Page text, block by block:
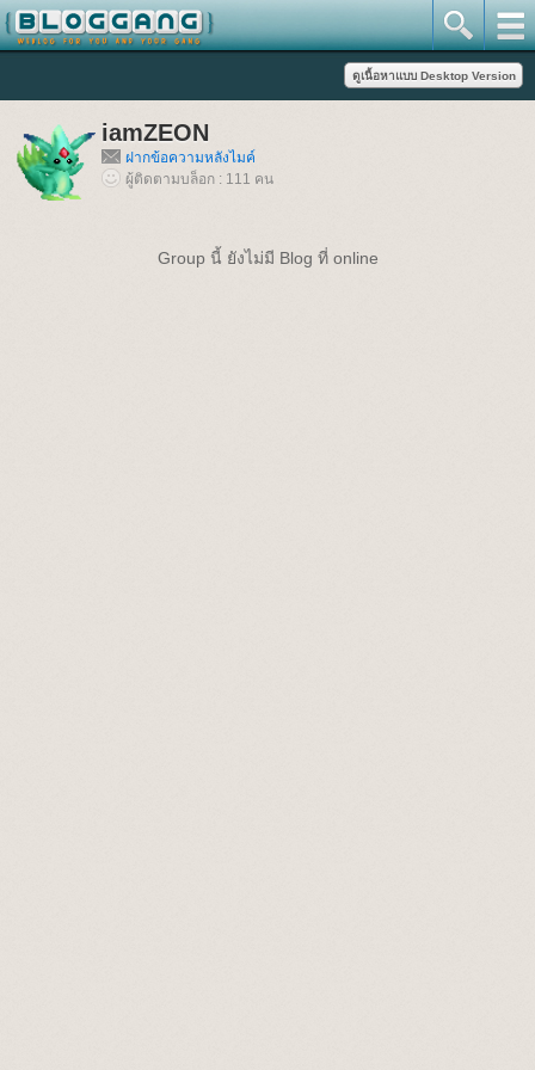
iamZEON
ฝากข้อความหลังไมค์
ผู้ติดตามบล็อก : 111 คน
Group นี้ ยังไม่มี Blog ที่ online